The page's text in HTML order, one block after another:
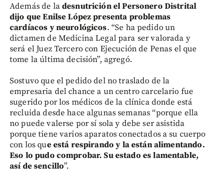
Además de ladesnutrición el Personero Distrital
dijo que Enilse López presenta problemas
cardíacos y neurológicos. “Se ha pedido un
dictamen de Medicina Legal para ser valorada y
será el Juez Tercero con Ejecución de Penas el que
tome la última decisión”, agregó.
Sostuvo que el pedido del no traslado de la
empresaria del chance a un centro carcelario fue
sugerido por los médicos de la clínica donde está
recluida desde hace algunas semanas “porque ella
no puede valerse por sí sola y debe ser asistida
porque tiene varios aparatos conectados a su cuerpo
con los que está respirando y la están alimentando.
Eso lo pudo comprobar. Su estado es lamentable,
así de sencillo”.